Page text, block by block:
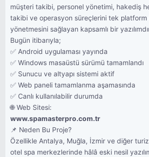
müşteri takibi, personel yönetimi, hakediş
takibi ve operasyon süreçlerini tek platform
yönetmesini sağlayan kapsamlı bir
Bugün itibarıyla;
✅ Android uygulaması yayında
✅ Windows masaüstü sürümü tamamlandı
✅ Sunucu ve altyapı sistemi aktif
✅ Web paneli tamamlanma aşamasında
✅ Canlı kullanılabilir durumda
🌐 Web Sitesi:
www.spamasterpro.com.tr
📌 Neden Bu Proje?
Özellikle Antalya, Muğla, İzmir ve diğer
otel spa merkezlerinde hâlâ eski nesil